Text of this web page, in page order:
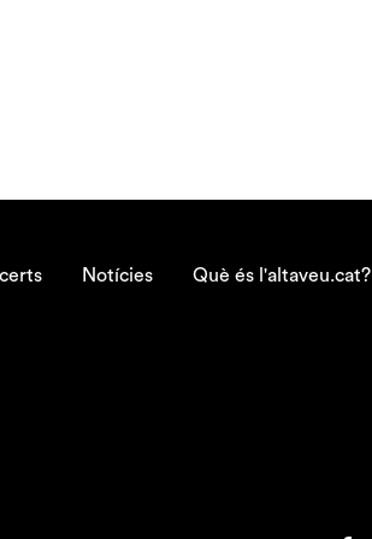
Notícies Què és l'altaveu.cat?